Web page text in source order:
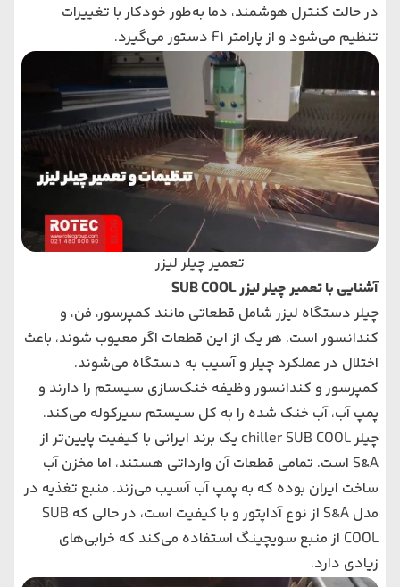
در حالت کنترل هوشمند، دما به‌طور خودکار با تغییرات
تنظیم می‌شود و از پارامتر F1 دستور می‌گیرد.
تعمیر چیلر لیزر
آشنایی با تعمیر چیلر لیزر SUB COOL
چیلر دستگاه لیزر شامل قطعاتی مانند کمپرسور، فن، و
کندانسور است. هر یک از این قطعات اگر معیوب شوند، باعث
اختلال در عملکرد چیلر و آسیب به دستگاه می‌شوند.
کمپرسور و کندانسور وظیفه خنک‌سازی سیستم را دارند و
پمپ آب، آب خنک شده را به کل سیستم سیرکوله می‌کند.
چیلر chiller SUB COOL یک برند ایرانی با کیفیت پایین‌تر از
S&A است. تمامی قطعات آن وارداتی هستند، اما مخزن آب
ساخت ایران بوده که به پمپ آب آسیب می‌زند. منبع تغذیه در
مدل S&A از نوع آداپتور و با کیفیت است، در حالی که SUB
COOL از منبع سویچینگ استفاده می‌کند که خرابی‌های
زیادی دارد.